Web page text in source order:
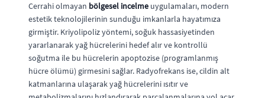
Cerrahi olmayan bölgesel incelme uygulamaları, modern
estetik teknolojilerinin sunduğu imkanlarla hayatımıza
girmiştir. Kriyolipoliz yöntemi, soğuk hassasiyetinden
yararlanarak yağ hücrelerini hedef alır ve kontrollü
soğutma ile bu hücrelerin apoptozise (programlanmış
hücre ölümü) girmesini sağlar. Radyofrekans ise, cildin alt
katmanlarına ulaşarak yağ hücrelerini ısıtır ve